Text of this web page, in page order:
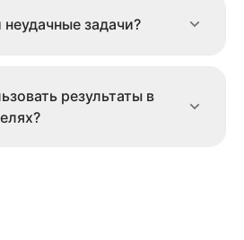
задачи?
результаты в